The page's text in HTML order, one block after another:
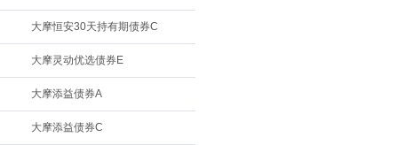
大摩恒安30天持有期债券C
大摩灵动优选债券E
大摩添益债券A
大摩添益债券C